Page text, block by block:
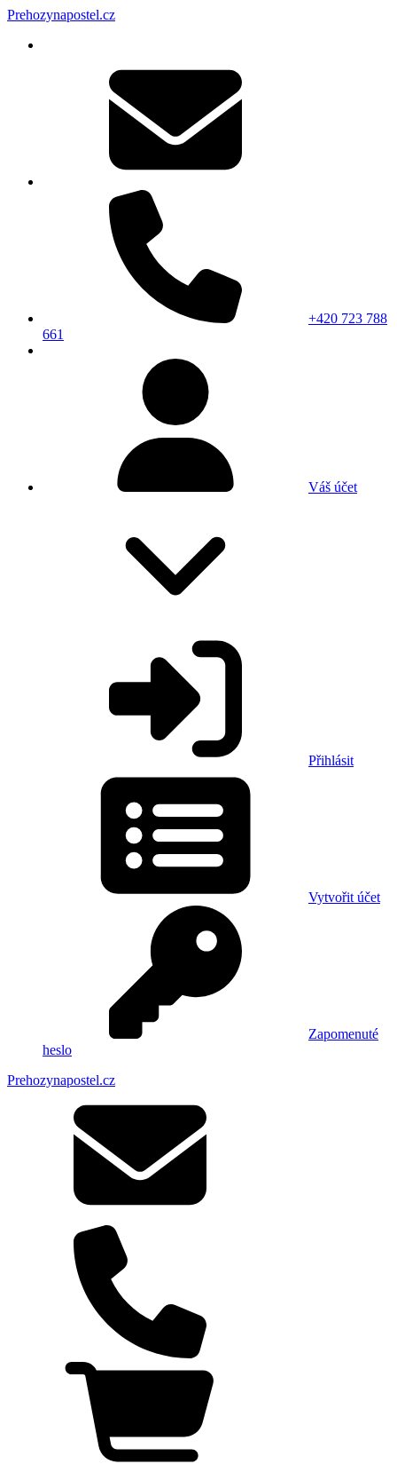
Prehozynapostel.cz
+420 723 788
661
Váš účet
Přihlásit
Vytvořit účet
Zapomenuté
heslo
Prehozynapostel.cz